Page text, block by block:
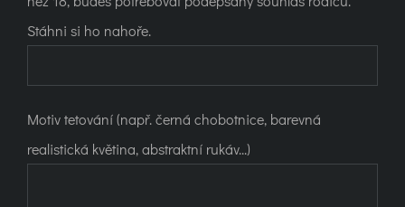
Stáhni si ho nahoře.
Motiv tetování (např. černá chobotnice, barevná
realistická květina, abstraktní rukáv...)